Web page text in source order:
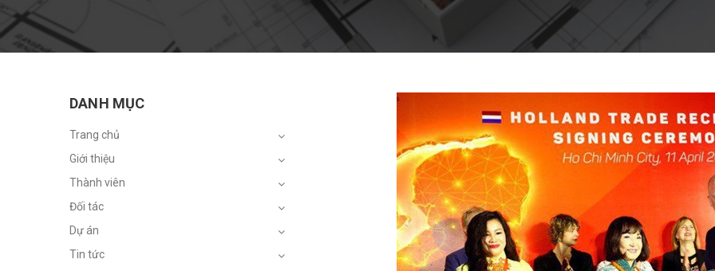
DANH MỤC
Trang chủ
Giới thiệu
Thành viên
Đối tác
Dự án
Tin tức